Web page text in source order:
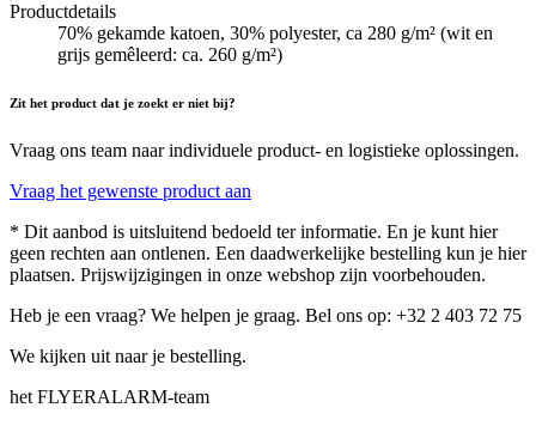
Productdetails
70% gekamde katoen, 30% polyester, ca 280 g/m² (wit en
grijs gemêleerd: ca. 260 g/m²)
Zit het product dat je zoekt er niet bij?
Vraag ons team naar individuele product- en logistieke oplossingen.
Vraag het gewenste product aan
* Dit aanbod is uitsluitend bedoeld ter informatie. En je kunt hier
geen rechten aan ontlenen. Een daadwerkelijke bestelling kun je hier
plaatsen. Prijswijzigingen in onze webshop zijn voorbehouden.
Heb je een vraag? We helpen je graag. Bel ons op: +32 2 403 72 75
We kijken uit naar je bestelling.
het FLYERALARM-team